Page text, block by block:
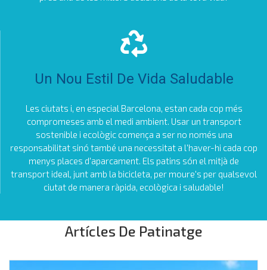
Un Nou Estil De Vida Saludable
Les ciutats i, en especial Barcelona, estan cada cop més
compromeses amb el medi ambient. Usar un transport
sostenible i ecològic comença a ser no només una
responsabilitat sinó també una necessitat a l'haver-hi cada cop
menys places d'aparcament. Els patins són el mitjà de
transport ideal, junt amb la bicicleta, per moure's per qualsevol
ciutat de manera ràpida, ecològica i saludable!
Artícles De Patinatge